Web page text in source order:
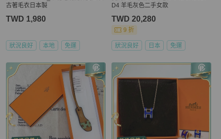
古著毛衣日本製
TWD 1,980
狀況良好 本地 免運
D4 羊毛灰色二手女款
TWD 20,280
9 折
狀況良好 日本 免運